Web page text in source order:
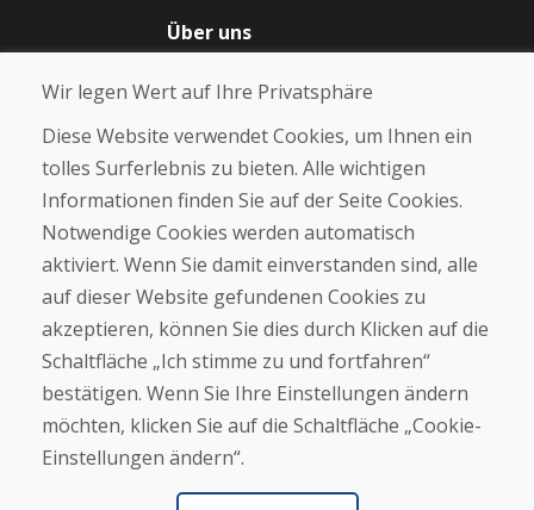
Über uns
Über uns
Kontakt
Kaufen
E-Shop
Geschäftsbedingungen
Zahlung
Beschwerde
Rückgabe und Umtausch von Waren
Cookies
Wir legen Wert auf Ihre Privatsphäre
Diese Website verwendet Cookies, um Ihnen ein
tolles Surferlebnis zu bieten. Alle wichtigen
Informationen finden Sie auf der Seite Cookies.
Notwendige Cookies werden automatisch
aktiviert. Wenn Sie damit einverstanden sind, alle
auf dieser Website gefundenen Cookies zu
akzeptieren, können Sie dies durch Klicken auf die
Schaltfläche „Ich stimme zu und fortfahren“
bestätigen. Wenn Sie Ihre Einstellungen ändern
möchten, klicken Sie auf die Schaltfläche „Cookie-
Einstellungen ändern“.